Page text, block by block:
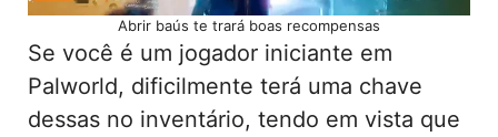
Abrir baús te trará boas recompensas
Se você é um jogador iniciante em
Palworld, dificilmente terá uma chave
dessas no inventário, tendo em vista que